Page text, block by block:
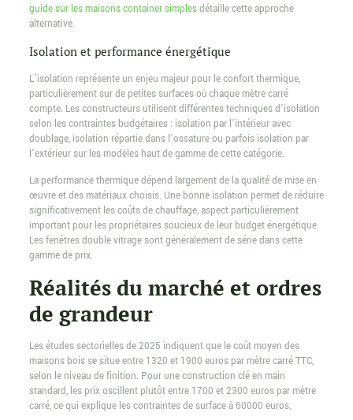
guide sur les maisons container simplesdétaille cette approche
alternative.
Isolation et performance énergétique
L’isolation représente un enjeu majeur pour le confort thermique,
particulièrement sur de petites surfaces où chaque mètre carré
compte. Les constructeurs utilisent différentes techniques d’isolation
selon les contraintes budgétaires : isolation par l’intérieur avec
doublage, isolation répartie dans l’ossature ou parfois isolation par
l’extérieur sur les modèles haut de gamme de cette catégorie.
La performance thermique dépend largement de la qualité de mise en
œuvre et des matériaux choisis. Une bonne isolation permet de réduire
significativement les coûts de chauffage, aspect particulièrement
important pour les propriétaires soucieux de leur budget énergétique.
Les fenêtres double vitrage sont généralement de série dans cette
gamme de prix.
Réalités du marché et ordres
de grandeur
Les études sectorielles de 2025 indiquent que le coût moyen des
maisons bois se situe entre 1320 et 1900 euros par mètre carré TTC,
selon le niveau de finition. Pour une construction clé en main
standard, les prix oscillent plutôt entre 1700 et 2300 euros par mètre
carré, ce qui explique les contraintes de surface à 60000 euros.